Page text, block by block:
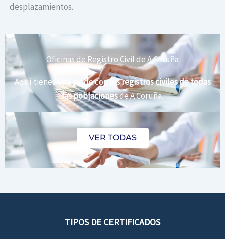
desplazamientos.
Oficinas de Registro Civil de A Coruña
Aquí tienes un listado con losregistros civiles de todas
las poblacionesde A Coruña.
VER TODAS
TIPOS DE CERTIFICADOS